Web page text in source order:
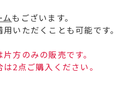
ムもございます。
いただくことも可能です。
方のみの販売です。
2点ご購入ください。